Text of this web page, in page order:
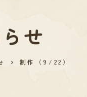
せ
制作（9/22）